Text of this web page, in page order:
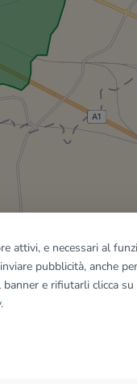
tutti gli immobili del
attivi, e necessari al
pubblicità, anche
banner e rifiutarli clicca su
.